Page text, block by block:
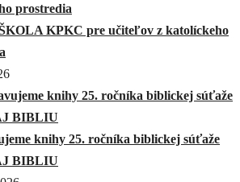
KPKC pre učiteľov z katolíckeho
knihy 25. ročníka biblickej súťaže
BIBLIU